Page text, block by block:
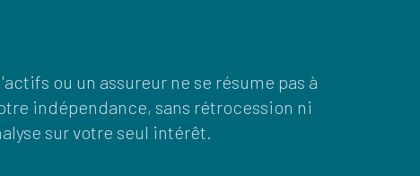
ou un assureur ne se résume pas à
indépendance, sans rétrocession ni
sur votre seul intérêt.